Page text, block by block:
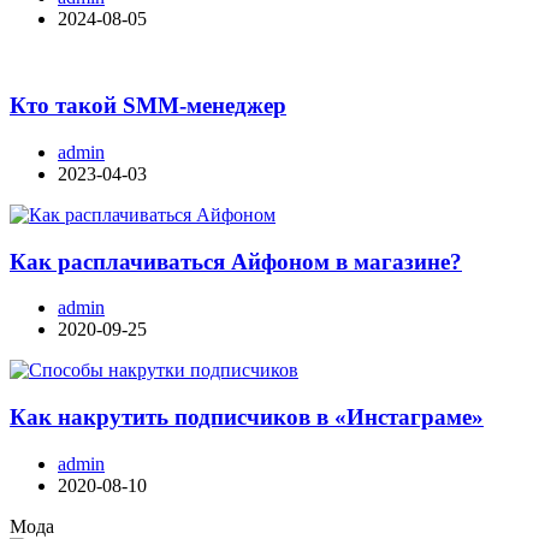
2024-08-05
Кто такой SMM-менеджер
admin
2023-04-03
Как расплачиваться Айфоном в магазине?
admin
2020-09-25
Как накрутить подписчиков в «Инстаграме»
admin
2020-08-10
Мода